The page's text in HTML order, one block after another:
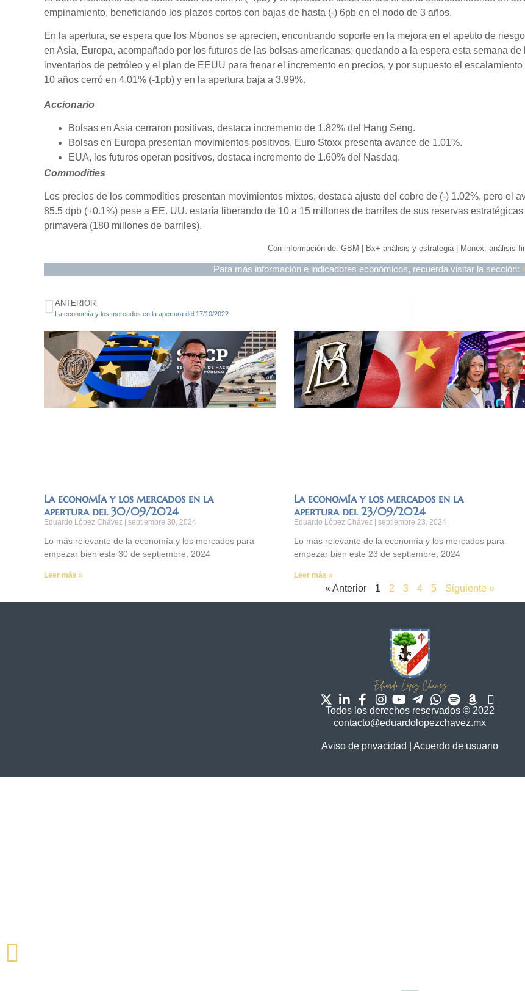
empinamiento, beneficiando los plazos cortos con bajas de hasta (-) 6pb en el nodo de 3 años.
En la apertura, se espera que los Mbonos se aprecien, encontrando soporte en la mejora en el apetito de
en Asia, Europa, acompañado por los futuros de las bolsas americanas; quedando a la espera esta semana
inventarios de petróleo y el plan de EEUU para frenar el incremento en precios, y por supuesto el
10 años cerró en 4.01% (-1pb) y en la apertura baja a 3.99%.
Accionario
Bolsas en Asia cerraron positivas, destaca incremento de 1.82% del Hang Seng.
Bolsas en Europa presentan movimientos positivos, Euro Stoxx presenta avance de 1.01%.
EUA, los futuros operan positivos, destaca incremento de 1.60% del Nasdaq.
Commodities
Los precios de los commodities presentan movimientos mixtos, destaca ajuste del cobre de (-) 1.02%, pero el
85.5 dpb (+0.1%) pese a EE. UU. estaría liberando de 10 a 15 millones de barriles de sus reservas
primavera (180 millones de barriles).
Con información de: GBM | Bx+ análisis y estrategia | Monex: análisis
Para más información e indicadores económicos, recuerda visitar la sección:
ANTERIOR
La economía y los mercados en la apertura del 17/10/2022
La economía y los mercados en la
apertura del 30/09/2024
Eduardo López Chávez septiembre 30, 2024
Lo más relevante de la economía y los mercados para
empezar bien este 30 de septiembre, 2024
Leer más »
La economía y los mercados en la
apertura del 23/09/2024
Eduardo López Chávez septiembre 23, 2024
Lo más relevante de la economía y los mercados para
empezar bien este 23 de septiembre, 2024
Leer más »
« Anterior 1 2 3 4 5 Siguiente »
Todos los derechos reservados © 2022
contacto@eduardolopezchavez.mx
Aviso de privacidad Acuerdo de usuario